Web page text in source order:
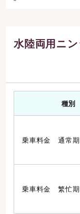
水陸両用ニ
種別
乗車料金 通常期
乗車料金 繁忙期